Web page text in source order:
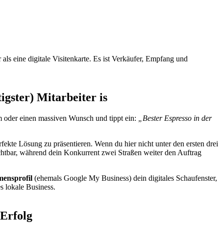
eine digitale Visitenkarte. Es ist Verkäufer, Empfang und
Mitarbeiter is
einen massiven Wunsch und tippt ein:
„Bester Espresso in der
Lösung zu präsentieren. Wenn du hier nicht unter den ersten drei
während dein Konkurrent zwei Straßen weiter den Auftrag
(ehemals Google My Business) dein digitales Schaufenster,
lokale Business.